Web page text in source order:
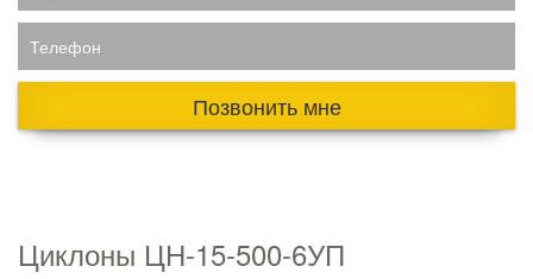
Телефон
Позвонить мне
Циклоны ЦН-15-500-6УП